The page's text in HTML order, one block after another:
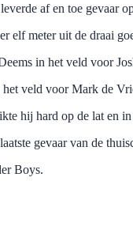
af en toe gevaar
elf meter uit de draai
in het veld voor
veld voor Mark de
hij hard op de lat en
gevaar van de
Boys.